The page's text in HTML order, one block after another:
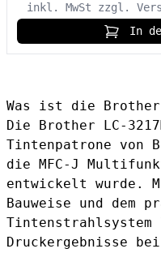
inkl. MwSt
zzgl.
In
Was ist die Brother
Die Brother LC-
Tintenpatrone
die MFC-J
entwickelt wurde.
Bauweise und dem
Druckergebnisse